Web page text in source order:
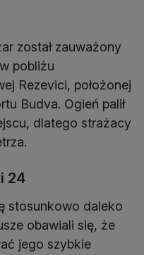
został zauważony
pobliżu
Rezevici, położonej
Budva. Ogień palił
dlatego strażacy
24
stosunkowo daleko
obawiali się, że
jego szybkie